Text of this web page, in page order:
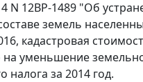
12ВР-1489 "Об
земель
кадастровая
уменьшение
за 2014 год.